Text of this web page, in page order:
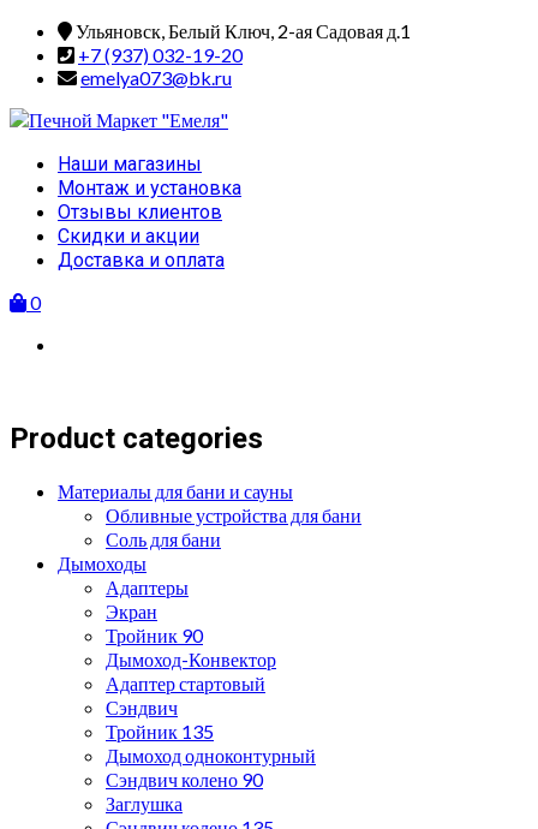
Skip
content
Ульяновск, Белый Ключ, 2-ая Садовая д.1
+7 (937) 032-19-20
emelya073@bk.ru
Primary
Menu
Наши магазины
Монтаж и установка
Отзывы клиентов
Скидки и акции
Доставка и оплата
0
Product categories
Материалы для бани и сауны
Обливные устройства для бани
Соль для бани
Дымоходы
Адаптеры
Экран
Тройник 90
Дымоход-Конвектор
Адаптер стартовый
Сэндвич
Тройник 135
Дымоход одноконтурный
Сэндвич колено 90
Заглушка